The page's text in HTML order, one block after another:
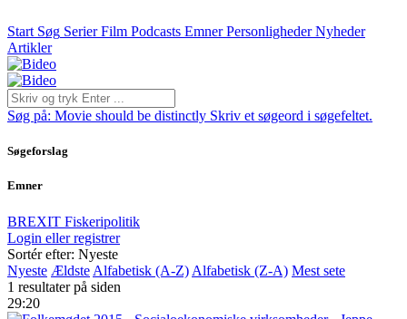
Start Søg Serier Film Podcasts Emner Personligheder Nyheder
Artikler
Søg på: Movie should be distinctly Skriv et søgeord i søgefeltet.
Søgeforslag
Emner
BREXIT Fiskeripolitik
Login eller registrer
Sortér efter: Nyeste
Nyeste Ældste Alfabetisk (A-Z) Alfabetisk (Z-A) Mest sete
1 resultater på siden
29:20